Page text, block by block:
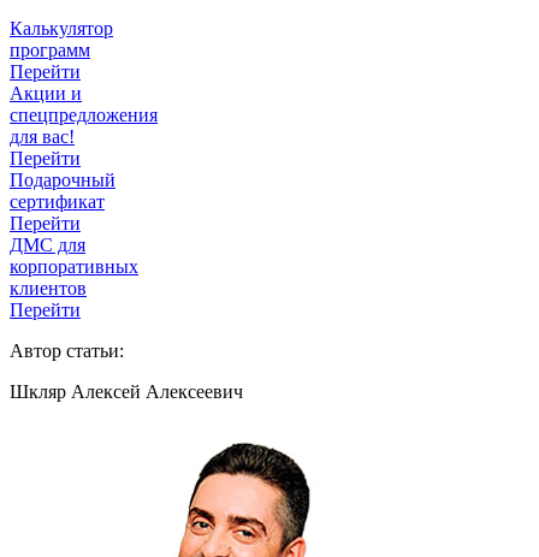
Калькулятор
программ
Перейти
Акции и
спецпредложения
для вас!
Перейти
Подарочный
сертификат
Перейти
ДМС для
корпоративных
клиентов
Перейти
Автор статьи:
Шкляр Алексей Алексеевич